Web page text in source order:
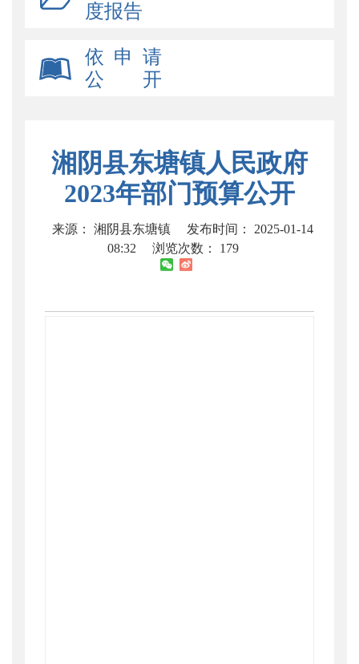
度报告
依 申 请
公 开
湘阴县东塘镇人民政府
2023年部门预算公开
来源： 湘阴县东塘镇
发布时间： 2025-01-14
08:32
浏览次数： 179